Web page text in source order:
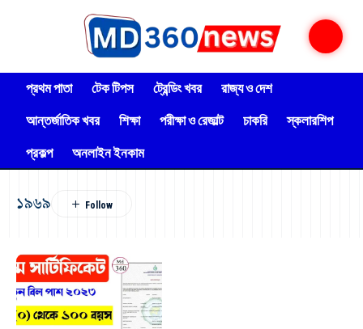
প্রথম পাতা টেক টিপস ট্রেন্ডিং খবর
রাজ্য ও দেশ
আন্তর্জাতিক খবর
শিক্ষা পরীক্ষা ও রেজাল্ট চাকরি
স্কলারশিপ
প্রকল্প
অনলাইন ইনকাম
১৯৬৯